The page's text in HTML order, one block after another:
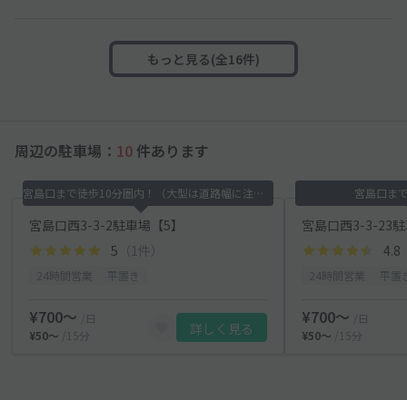
もっと見る(全16件)
周辺の駐車場： 10 件あります
宮島口まで徒歩10分圏内！（大型は道路幅に注意有）
宮島口西3-3-2駐車場【5】
5 （1件）
¥700〜
/日
¥50〜
/15分 詳しく見る
宮島口ま
4.8
¥700〜
/日
¥50〜
/15分